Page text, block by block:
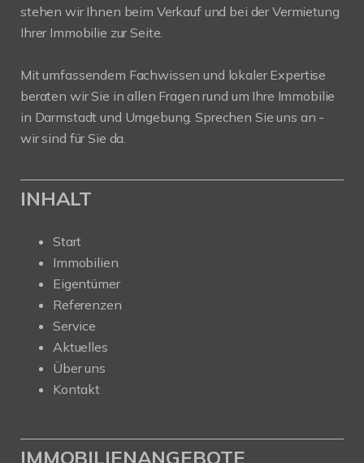
stehen wir Ihnen beim Verkauf und bei der Vermietung
Ihrer Immobilie zur Seite.
Mit umfassendem Fachwissen und lokaler Expertise
beraten wir Sie in allen Fragen rund um Ihre Immobilie
in Darmstadt und Umgebung. Sprechen Sie uns an -
wir sind für Sie da.
INHALT
Start
Immobilien
Eigentümer
Referenzen
Service
Aktuelles
Über uns
Kontakt
IMMOBILIENANGEBOTE